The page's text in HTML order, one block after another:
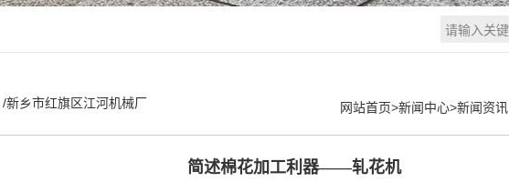
/新乡市红旗区江河机械厂 网站首页>新闻中心>新闻资讯
简述棉花加工利器——轧花机